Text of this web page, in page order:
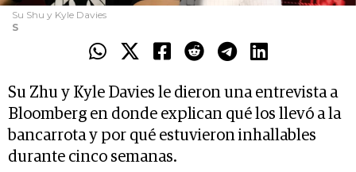
Su Shu y Kyle Davies
S
Su Zhu y Kyle Davies le dieron una entrevista a
Bloomberg en donde explican qué los llevó a la
bancarrota y por qué estuvieron inhallables
durante cinco semanas.